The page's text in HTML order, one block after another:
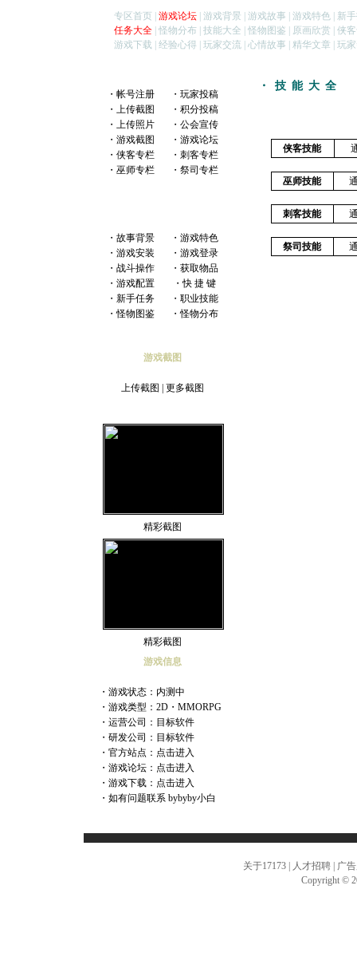
专区首页 |游戏论坛 |游戏背景 |游戏故事 |游戏特色
新
任务大全 |怪物分布 |技能大全 |怪物图鉴 原画欣赏 |侠
游戏下载
|经验心得 |玩家交流 |心情故事 |精华文章 |玩
・帐号注册 ・玩家投稿
・上传截图 ・积分投稿
・上传照片 ・公会宣传
・游戏截图 ・游戏论坛
・侠客专栏
・刺客专栏
・巫师专栏
・祭司专栏
・故事背景 ・游戏特色
・游戏安装 ・游戏登录
・战斗操作 ・获取物品
・游戏配置 ・快 捷 键
・新手任务 ・职业技能
・怪物图鉴 ・怪物分布
游戏截图
上传截图 |更多截图
精彩截图
精彩截图
游戏信息
・游戏状态：内测中
・游戏类型：2D・MMORPG
・运营公司：目标软件
・研发公司：目标软件
・官方站点： 点击进入
・游戏论坛： 点击进入
・游戏下载： 点击进入
・如有问题联系bybyby小白
・技能大全
侠客技能
巫师技能
刺客技能
祭司技能
关于17173 人才招聘
广
Copyright ©